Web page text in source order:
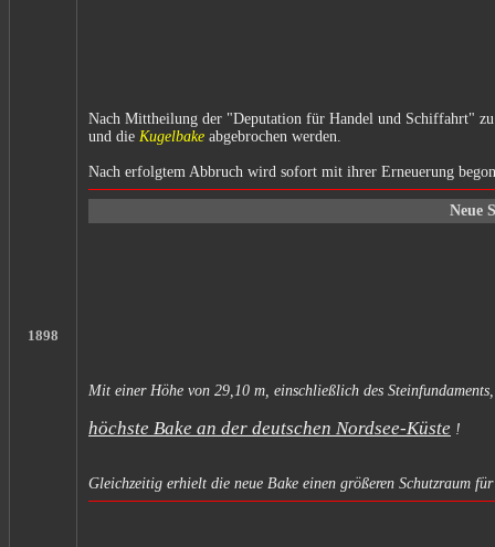
1898
Nach Mittheilung der "Deputation für Handel und Schiffahrt"
und die Kugelbake abgebrochen werden.
Nach erfolgtem Abbruch wird sofort mit ihrer Erneuerung
Neue
Mit einer Höhe von 29,10 m, einschließlich des
höchste Bake an der deutschen Nordsee-Küste !
Gleichzeitig erhielt die neue Bake einen größeren Schutzraum